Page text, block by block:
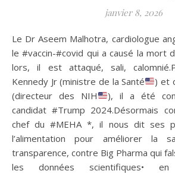
janvier 8, 2026
Le Dr Aseem Malhotra, cardiologue
le #vaccin-#covid qui a causé la mort
lors, il est attaqué, sali,
Kennedy Jr (ministre de la Santé
) et
(directeur des NIH
), il a été
candidat #Trump 2024.Désormais
chef du #MEHA *, il nous dit ses
l’alimentation pour améliorer la
transparence, contre Big Pharma qui
les données scientifiques•